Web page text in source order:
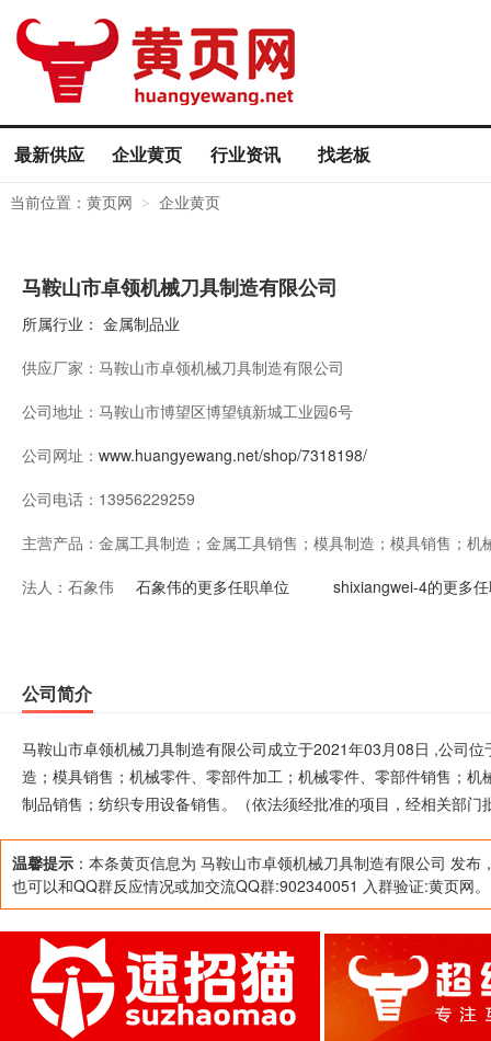
最新供应 企业黄页 行业资讯 找老板
当前位置： 黄页网 > 企业黄页
马鞍山市卓领机械刀具制造有限公司
所属行业： 金属制品业
供应厂家： 马鞍山市卓领机械刀具制造有限公司
公司地址： 马鞍山市博望区博望镇新城工业园6号
公司网址： www.huangyewang.net/shop/7318198/
公司电话： 13956229259
主营产品： 金属工具制造；金属工具销售；模具制造；模具销售；
部件销售；机械设备销售；五金产品零售；金属切削机
法人： 石象伟 石象伟的更多任职单位 shixiangwei-4的更多
公司简介
马鞍山市卓领机械刀具制造有限公司成立于2021年03月08日 ,公司
造；模具销售；机械零件、零部件加工；机械零件、零部件销售；
制品销售；纺织专用设备销售。（依法须经批准的项目，经相关部门
温馨提示 ：本条黄页信息为 马鞍山市卓领机械刀具制造有限公司 发
也可以和QQ群反应情况或加交流QQ群:902340051 入群验证:黄页网。